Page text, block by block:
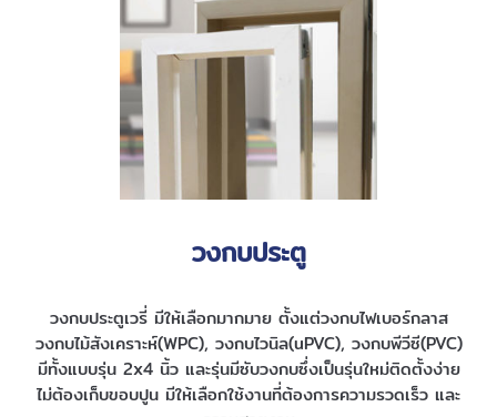
วงกบประตู
วงกบประตูเวรี่ มีให้เลือกมากมาย ตั้งแต่วงกบไฟเบอร์กลาส
วงกบไม้สังเคราะห์(WPC), วงกบไวนิล(uPVC), วงกบพีวีซี(PVC)
มีทั้งแบบรุ่น 2x4 นิ้ว และรุ่นมีซับวงกบซึ่งเป็นรุ่นใหม่ติดตั้งง่าย
ไม่ต้องเก็บขอบปูน มีให้เลือกใช้งานที่ต้องการความรวดเร็ว และ